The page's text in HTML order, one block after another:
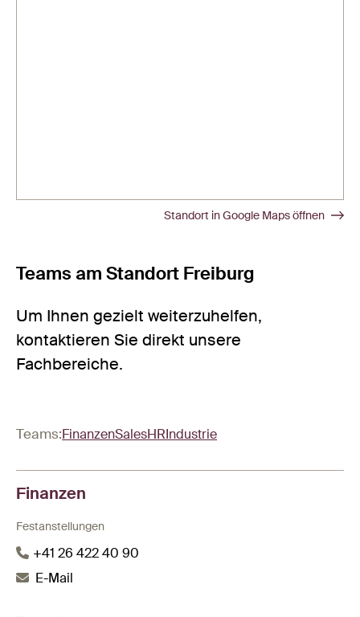
Standort in Google Maps öffnen
Teams am Standort Freiburg
Um Ihnen gezielt weiterzuhelfen,
kontaktieren Sie direkt unsere
Fachbereiche.
Teams:FinanzenSalesHRIndustrie
Finanzen
Festanstellungen
+41 26 422 40 90
E-Mail